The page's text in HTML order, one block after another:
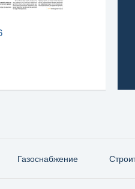
Газо­снабжение